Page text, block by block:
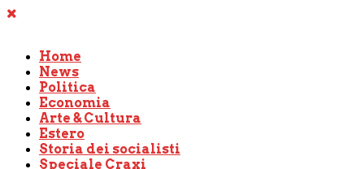
Home
News
Politica
Economia
Arte & Cultura
Estero
Storia dei socialisti
Speciale Craxi